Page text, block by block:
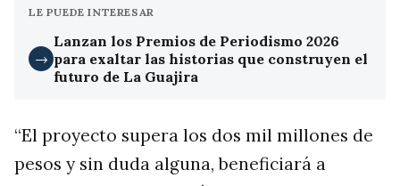
LE PUEDE INTERESAR
→
Lanzan los Premios de Periodismo 2026
para exaltar las historias que construyen el
futuro de La Guajira
“El proyecto supera los dos mil millones de
pesos y sin duda alguna, beneficiará a